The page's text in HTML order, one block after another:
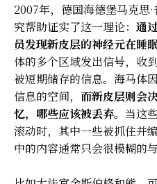
2007年，德国海德堡马克思
究帮助证实了这一理论： 通
员发现新皮层的神经元在睡
体的多个区域发出信号，收
被短期储存的信息。海马体
信息的空间， 而新皮层则会
忆，哪些应该被丢弃。 当这
滚动时，其中一些被抓住并
中的内容通常只会很模糊的